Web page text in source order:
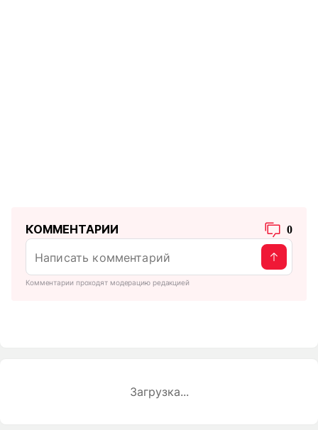
КОММЕНТАРИИ 0
Комментарии проходят модерацию редакцией
Загрузка...